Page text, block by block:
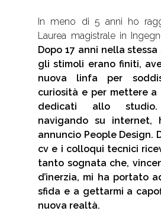
In meno di 5 anni ho
Laurea magistrale in
Dopo 17 anni nella
gli stimoli erano finiti,
nuova linfa per
curiosità e per mettere
dedicati allo
navigando su internet,
annuncio People Design.
cv e i colloqui tecnici
tanto sognata che,
d’inerzia, mi ha portato
sfida e a gettarmi a
nuova realtà.